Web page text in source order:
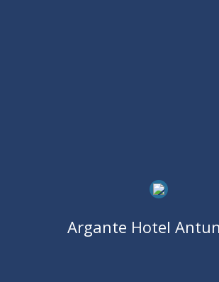
Argante Hotel